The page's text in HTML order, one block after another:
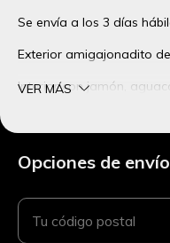
Se envía a los 3 días
Exterior amigajonadito
Interior con jamón,
Correa desmontable y
colgarte la torta.
VER MÁS
ENTREGAS PARA EL CP:
Opciones de envío